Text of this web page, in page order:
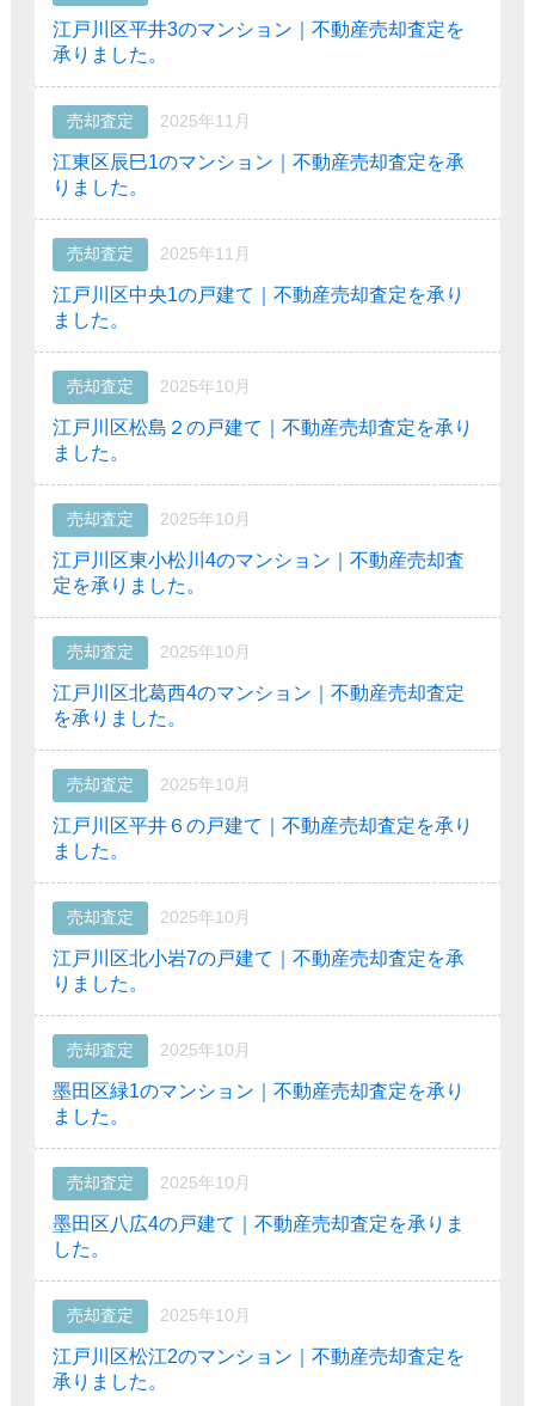
江戸川区平井3のマンション｜不動産売却査定を
承りました。
売却査定 2025年11月
江東区辰巳1のマンション｜不動産売却査定を承
りました。
売却査定 2025年11月
江戸川区中央1の戸建て｜不動産売却査定を承り
ました。
売却査定 2025年10月
江戸川区松島２の戸建て｜不動産売却査定を承り
ました。
売却査定 2025年10月
江戸川区東小松川4のマンション｜不動産売却査
定を承りました。
売却査定 2025年10月
江戸川区北葛西4のマンション｜不動産売却査定
を承りました。
売却査定 2025年10月
江戸川区平井６の戸建て｜不動産売却査定を承り
ました。
売却査定 2025年10月
江戸川区北小岩7の戸建て｜不動産売却査定を承
りました。
売却査定 2025年10月
墨田区緑1のマンション｜不動産売却査定を承り
ました。
売却査定 2025年10月
墨田区八広4の戸建て｜不動産売却査定を承りま
した。
売却査定 2025年10月
江戸川区松江2のマンション｜不動産売却査定を
承りました。